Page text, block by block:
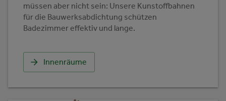
müssen aber nicht sein: Unsere Kunstoffbahnen
für die Bauwerksabdichtung schützen
Badezimmer effektiv und lange.
Innenräume